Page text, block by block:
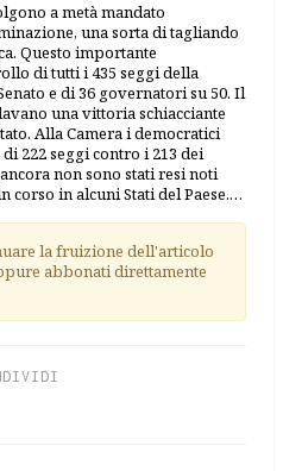
a metà mandato
una sorta di tagliando
Questo importante
di tutti i 435 seggi della
e di 36 governatori su 50. Il
una vittoria schiacciante
Alla Camera i democratici
222 seggi contro i 213 dei
non sono stati resi noti
in alcuni Stati del Paese.…
la fruizione dell'articolo
abbonati direttamente